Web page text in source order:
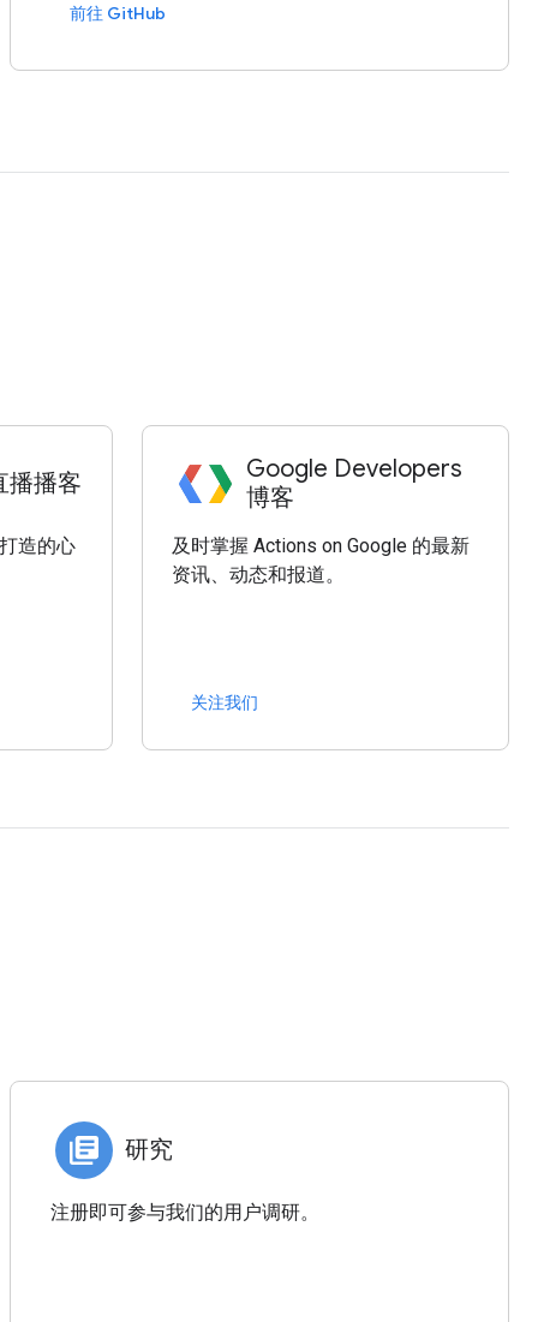
前往 GitHub
播播客
造的心
Google Developers
博客
及时掌握 Actions on Google 的最新
资讯、动态和报道。
关注我们
研究
注册即可参与我们的用户调研。